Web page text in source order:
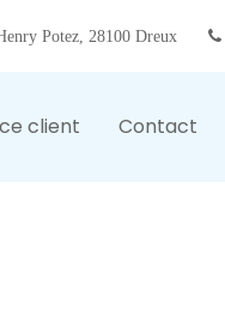
Potez, 28100 Dreux
client Contact